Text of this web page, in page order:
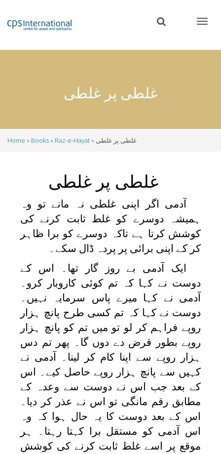
content
غلطی پر غلطی
Home Books Raz-e-Hayat غلطی پر غلطی
غلطی پر غلطی
آدمی اگر اپنی غلطی نہ مانے تو وہ
ہمیشہ دوسرے کو غلط ثابت کرنے کی
کوشش کرتا ہے تاکہ دوسرے کو برا ظاہر
کر کے اپنی برائی پر پردہ ڈال سکے۔
ایک آدمی بے روز گار تھا۔ اس کے
دوست نے کہا کہ تم کوئی کاروبار کرو۔
آدمی نے کہا میرے پاس سرمایہ نہیں۔
دوست نے کہا کہ تم کسی طرح پانچ ہزار
روپے فراہم کر لو تو میں تم کو پانچ ہزار
روپے بطور قرض دے دوں گا۔ پھر تم دس
ہزار روپے سے اپنا کام کر لینا۔ آدمی نے
کہیں سے پانچ ہزار روپے حاصل کیے۔ اس
کے بعد جب اس نے دوست سے وعدہ کے
مطابق رقم مانگی تو اس نے عذر کر دیا۔
اس کے بعد دوست کا یہ حال ہوا کہ وہ
اس آدمی کو مستقل برا کہتا رہتا۔ ہر
موقع پر اسے غلط ثابت کرنے کی کوشش